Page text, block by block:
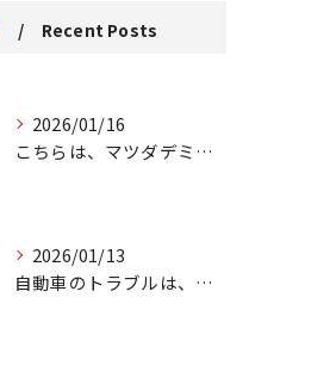
Recent Posts
2026/01/16
こちらは、マツダデミオのゲートのルーフスポイラーで、経年劣化...
2026/01/13
自動車のトラブルは、日常生活において避けられない出来事の一つ...